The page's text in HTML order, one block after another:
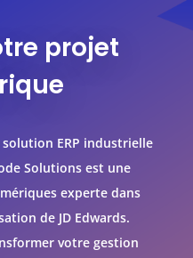
projet
solution ERP industrielle
Solutions est une
experte dans
de JD Edwards.
votre gestion